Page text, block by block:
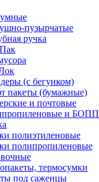
пузырчатые
ручка
(с бегунком)
пакеты (бумажные)
и почтовые
и БОПП
полиэтиленовые
полипропиленовые
термосумки
под саженцы